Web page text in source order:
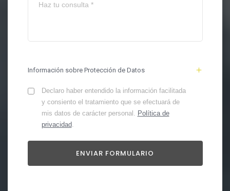
Información sobre Protección de Datos
Declaro haber entendido la información facilitada
y consiento el tratamiento que se efectuará de
mis datos de carácter personal. Política de
privacidad.